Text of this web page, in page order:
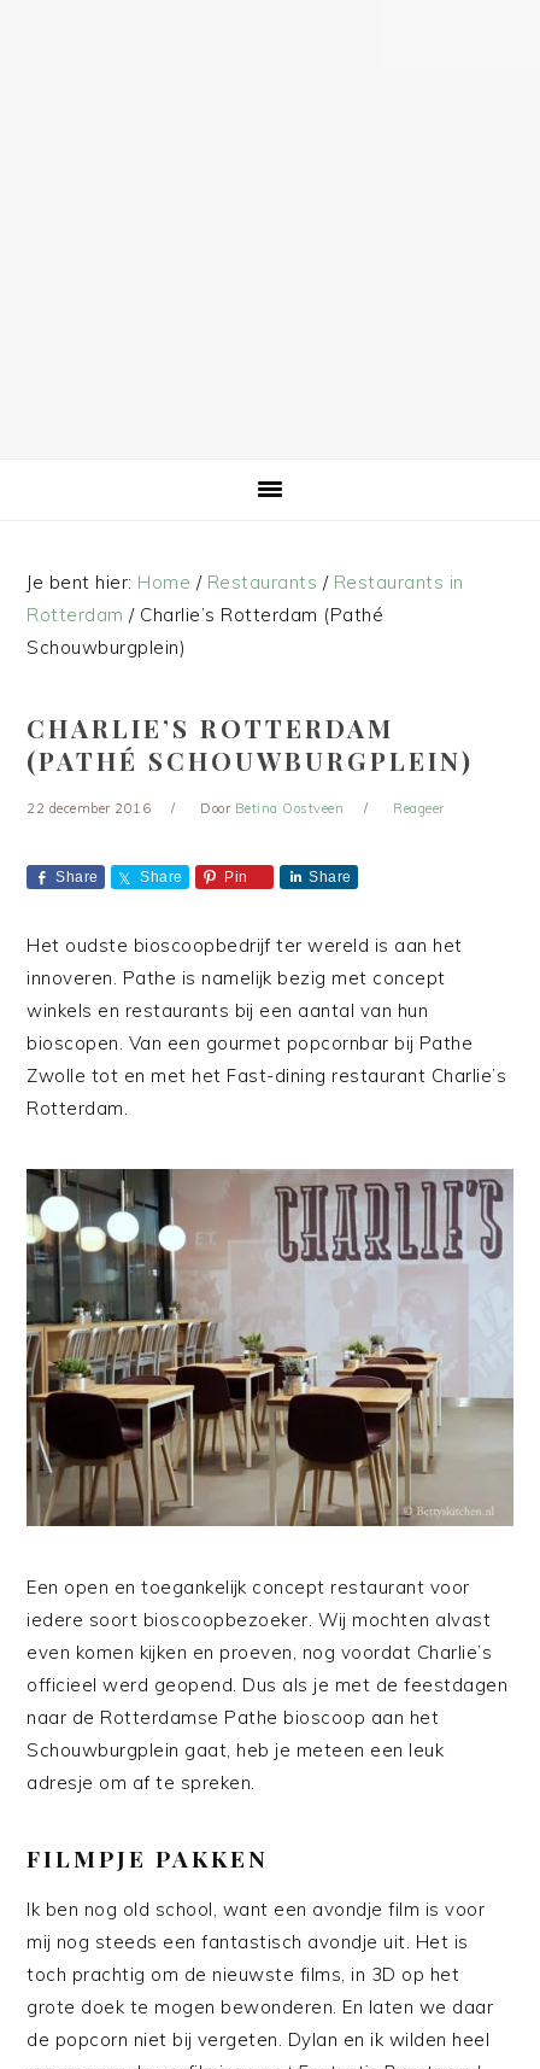
Je bent hier: Home / Restaurants / Restaurants in
Rotterdam /Charlie’s Rotterdam (Pathé
Schouwburgplein)
CHARLIE’S ROTTERDAM
(PATHÉ SCHOUWBURGPLEIN)
22 december 2016 Door Betina Oostveen Reageer
Share Share Pin Share
Het oudste bioscoopbedrijf ter wereld is aan het
innoveren. Pathe is namelijk bezig met concept
winkels en restaurants bij een aantal van hun
bioscopen. Van een gourmet popcornbar bij Pathe
Zwolle tot en met het Fast-dining restaurant Charlie’s
Rotterdam.
Een open en toegankelijk concept restaurant voor
iedere soort bioscoopbezoeker. Wij mochten alvast
even komen kijken en proeven, nog voordat Charlie’s
officieel werd geopend. Dus als je met de feestdagen
naar de Rotterdamse Pathe bioscoop aan het
Schouwburgplein gaat, heb je meteen een leuk
adresje om af te spreken.
FILMPJE PAKKEN
Ik ben nog old school, want een avondje film is voor
mij nog steeds een fantastisch avondje uit. Het is
toch prachtig om de nieuwste films, in 3D op het
grote doek te mogen bewonderen. En laten we daar
de popcorn niet bij vergeten. Dylan en ik wilden heel